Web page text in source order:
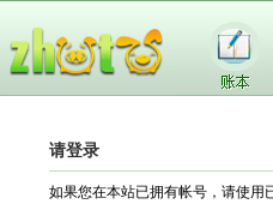
请登录
如果您在本站已拥有帐号，请使用